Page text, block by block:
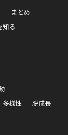
まとめ
知る
多様性 脱成長